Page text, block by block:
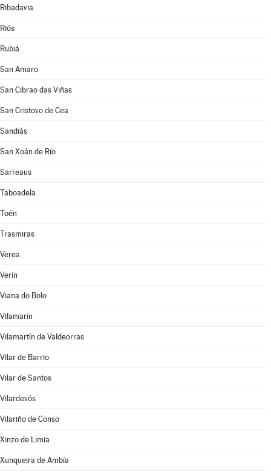
Ribadavia
Riós
Rubiá
San Amaro
San Cibrao das Viñas
San Cristovo de Cea
Sandiás
San Xoán de Río
Sarreaus
Taboadela
Toén
Trasmiras
Verea
Verín
Viana do Bolo
Vilamarín
Vilamartín de Valdeorras
Vilar de Barrio
Vilar de Santos
Vilardevós
Vilariño de Conso
Xinzo de Limia
Xunqueira de Ambía